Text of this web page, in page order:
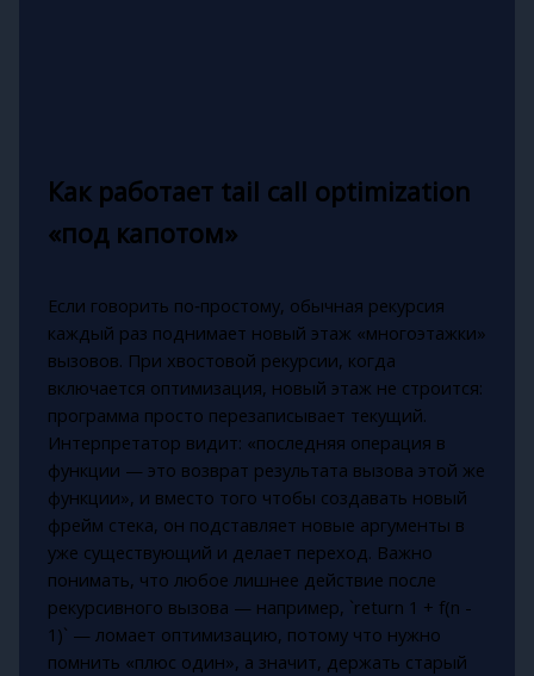
Как работает tail call optimization
«под капотом»
Если говорить по‑простому, обычная рекурсия
каждый раз поднимает новый этаж «многоэтажки»
вызовов. При хвостовой рекурсии, когда
включается оптимизация, новый этаж не строится:
программа просто перезаписывает текущий.
Интерпретатор видит: «последняя операция в
функции — это возврат результата вызова этой же
функции», и вместо того чтобы создавать новый
фрейм стека, он подставляет новые аргументы в
уже существующий и делает переход. Важно
понимать, что любое лишнее действие после
рекурсивного вызова — например, `return 1 + f(n -
1)` — ломает оптимизацию, потому что нужно
помнить «плюс один», а значит, держать старый